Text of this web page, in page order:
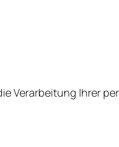
Verarbeitung Ihrer